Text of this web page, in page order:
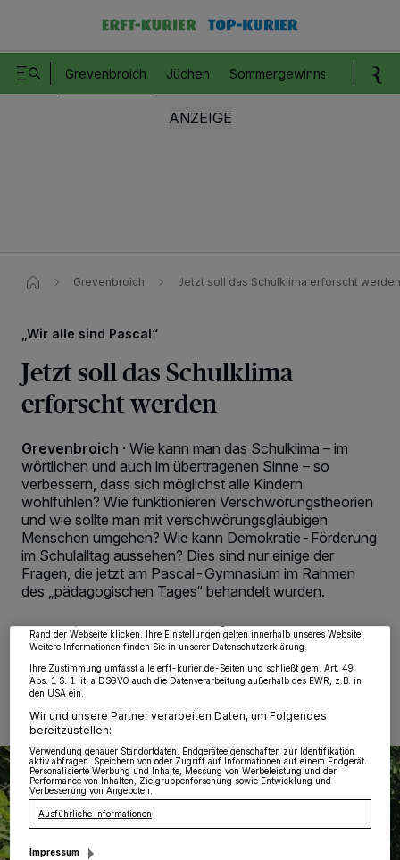
Grevenbroich Jüchen Sommergewinnspiel
Grevenbroich Jetzt soll das Schulklima erforscht werden
„Wir alle sind Pascal“
Jetzt soll das Schulklima
erforscht werden
Grevenbroich · Wie kann man das Schulklima – im
wörtlichen und auch im übertragenen Sinne – so
verbessern, dass sich möglichst alle Kindern
wohlfühlen? Wie funktionieren Verschwörungstheorien
und wie sollte man mit verschwörungsgläubigen
Menschen umgehen? Wie kann Demokratie-Förderung
im Schulalltag aussehen? Dies sind nur einige der
Fragen, die jetzt am Pascal-Gymnasium im Rahmen
des „pädagogischen Tages“ behandelt wurden.
14.06.2021 , 09:21 Uhr 2 Minuten Lesezeit
Wir und unsere 218-Partner speichern und greifen auf personenbezogene Daten
wie Browserdaten oder eindeutige Kennungen auf Ihrem Gerät zu. Durch Auswahl
von OK aktivieren Sie Tracking-Technologien für die unter „Wir und unsere
Partner verarbeiten Daten, um Ihnen Dienste bereitzustellen“ aufgeführten
Zwecke. Wenn Tracker deaktiviert sind, sind manche Inhalte und Anzeigen
möglicherweise nicht mehr so relevant für Sie. Sie können dieses Menü jederzeit
Rand der Webseite klicken. Ihre Einstellungen gelten innerhalb unseres Website.
Weitere Informationen finden Sie in unserer Datenschutzerklärung.
Ihre Zustimmung umfasst alle erft-kurier.de-Seiten und schließt gem. Art. 49
Abs. 1 S. 1 lit. a DSGVO auch die Datenverarbeitung außerhalb des EWR, z.B. in
den USA ein.
Wir und unsere Partner verarbeiten Daten, um Folgendes
bereitzustellen:
Verwendung genauer Standortdaten. Endgeräteeigenschaften zur Identifikation
aktiv abfragen. Speichern von oder Zugriff auf Informationen auf einem Endgerät.
Personalisierte Werbung und Inhalte, Messung von Werbeleistung und der
Performance von Inhalten, Zielgruppenforschung sowie Entwicklung und
Verbesserung von Angeboten.
Ausführliche Informationen
Impressum